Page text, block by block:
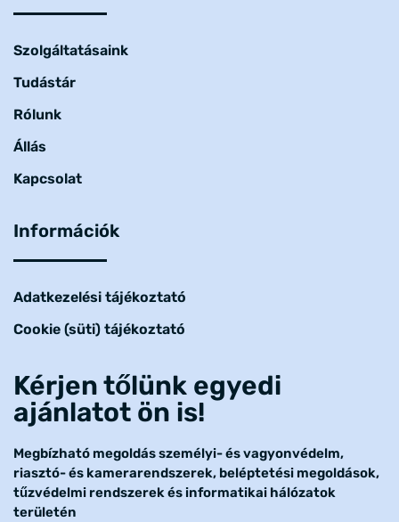
Szolgáltatásaink
Tudástár
Rólunk
Állás
Kapcsolat
Információk
Adatkezelési tájékoztató
Cookie (süti) tájékoztató
Kérjen tőlünk egyedi
ajánlatot ön is!
Megbízható megoldás személyi- és vagyonvédelm,
riasztó- és kamerarendszerek, beléptetési megoldások,
tűzvédelmi rendszerek és informatikai hálózatok
területén